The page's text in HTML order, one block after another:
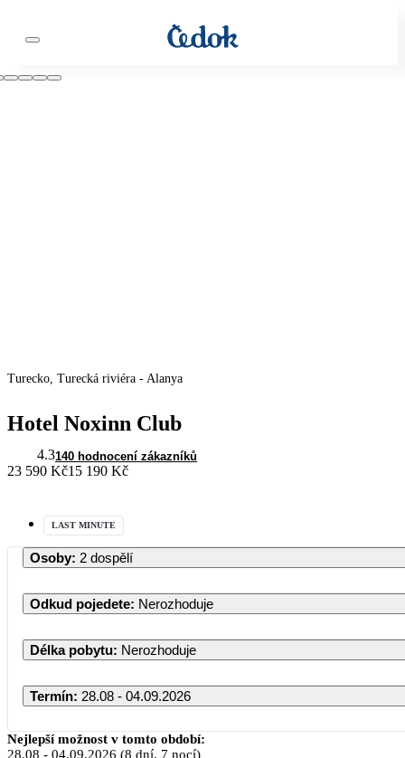
Turecko, Turecká riviéra - Alanya
Hotel Noxinn Club
4.3140 hodnocení zákazníků
23 590 Kč15 190 Kč
LAST MINUTE
Osoby: 2 dospělí
Odkud pojedete: Nerozhoduje
Délka pobytu: Nerozhoduje
Termín: 28.08 - 04.09.2026
Nejlepší možnost v tomto období:
28.08 - 04.09.2026 (8 dní, 7 nocí)